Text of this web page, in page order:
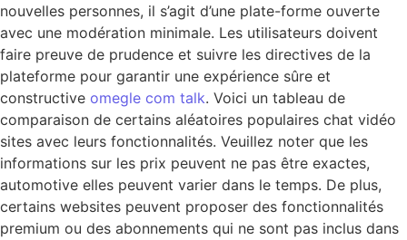
nouvelles personnes, il s’agit d’une plate-forme ouverte
avec une modération minimale. Les utilisateurs doivent
faire preuve de prudence et suivre les directives de la
plateforme pour garantir une expérience sûre et
constructive omegle com talk. Voici un tableau de
comparaison de certains aléatoires populaires chat vidéo
sites avec leurs fonctionnalités. Veuillez noter que les
informations sur les prix peuvent ne pas être exactes,
automotive elles peuvent varier dans le temps. De plus,
certains websites peuvent proposer des fonctionnalités
premium ou des abonnements qui ne sont pas inclus dans